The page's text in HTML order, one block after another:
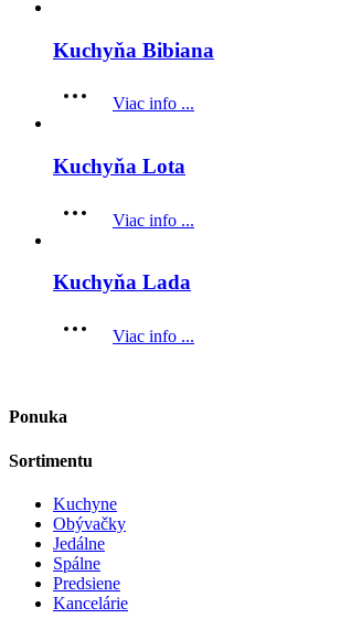
Kuchyňa Bibiana
Viac info ...
Kuchyňa Lota
Viac info ...
Kuchyňa Lada
Viac info ...
Ponuka
Sortimentu
Kuchyne
Obývačky
Jedálne
Spálne
Predsiene
Kancelárie